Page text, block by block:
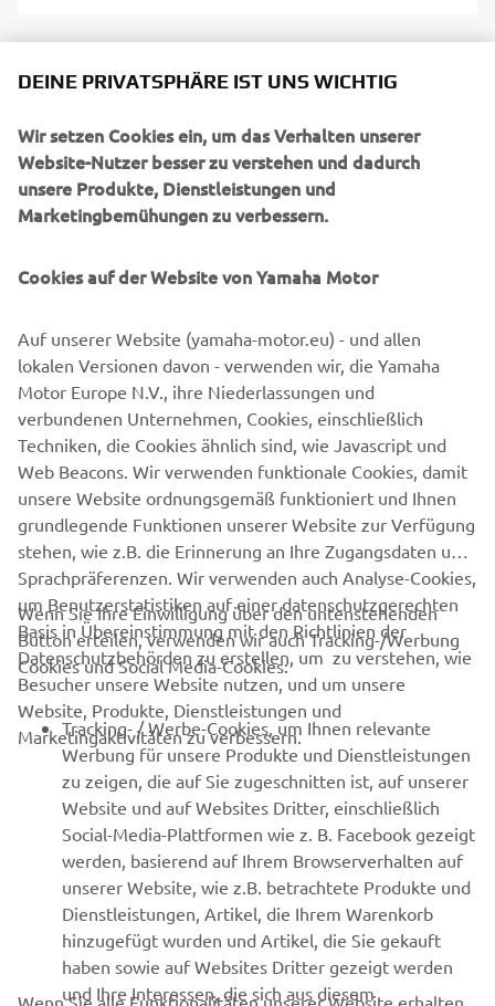
Verbessertes Bremsverhalten Neuer breiterer
Souveräne Fahrposition mit komfortabler Ergonomie 17-
Liter-Kraftstofftank für lange Reichweiten Kompakte, in
den Handschutz integrierte LED-Blinker Vorbereitet für
QSS Die TRACER 7 wird in den Farben Midnight Black, Icon
DEINE PRIVATSPHÄRE IST UNS WICHTIG
Wir setzen Cookies ein, um das Verhalten unserer
Website-Nutzer besser zu verstehen und dadurch
unsere Produkte, Dienstleistungen und
Marketingbemühungen zu verbessern.
Cookies auf der Website von Yamaha Motor
Auf unserer Website (yamaha-motor.eu) - und allen
lokalen Versionen davon - verwenden wir, die Yamaha
Motor Europe N.V., ihre Niederlassungen und
verbundenen Unternehmen, Cookies, einschließlich
Techniken, die Cookies ähnlich sind, wie Javascript und
Web Beacons. Wir verwenden funktionale Cookies, damit
unsere Website ordnungsgemäß funktioniert und Ihnen
grundlegende Funktionen unserer Website zur Verfügung
stehen, wie z.B. die Erinnerung an Ihre Zugangsdaten und
Sprachpräferenzen. Wir verwenden auch Analyse-Cookies,
um Benutzerstatistiken auf einer datenschutzgerechten
Basis in Übereinstimmung mit den Richtlinien der
Datenschutzbehörden zu erstellen, um zu verstehen, wie
Besucher unsere Website nutzen, und um unsere
Website, Produkte, Dienstleistungen und
Marketingaktivitäten zu verbessern.
Wenn Sie Ihre Einwilligung über den untenstehenden
Button erteilen, verwenden wir auch Tracking-/Werbung
Cookies und Social Media-Cookies:
Tracking- / Werbe-Cookies, um Ihnen relevante
Werbung für unsere Produkte und Dienstleistungen
zu zeigen, die auf Sie zugeschnitten ist, auf unserer
Website und auf Websites Dritter, einschließlich
Social-Media-Plattformen wie z. B. Facebook gezeigt
werden, basierend auf Ihrem Browserverhalten auf
unserer Website, wie z.B. betrachtete Produkte und
Dienstleistungen, Artikel, die Ihrem Warenkorb
hinzugefügt wurden und Artikel, die Sie gekauft
haben sowie auf Websites Dritter gezeigt werden
und Ihre Interessen, die sich aus diesem
Wenn Sie alle Funktionalitäten unserer Website erhalten